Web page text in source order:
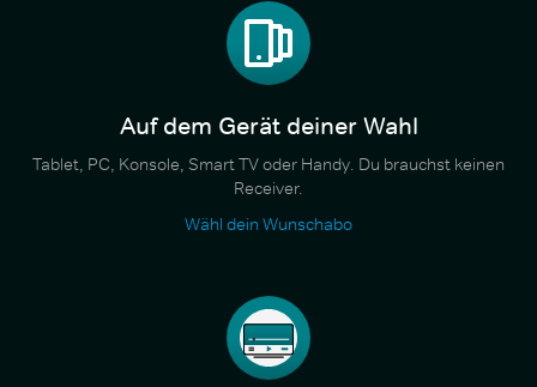
Auf dem Gerät deiner Wahl
Tablet, PC, Konsole, Smart TV oder Handy. Du brauchst keinen
Receiver.
Wähl dein Wunschabo